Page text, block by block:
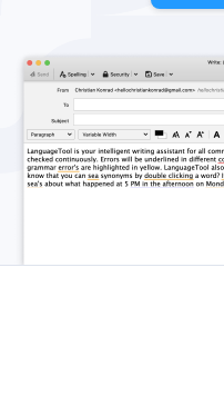
Safari
Opera
Apple Mail
Thunderbird
Word
Apple Pages
LibreOffice
macOS
Windows
Més
Per a empreses
Per a desenvolupadors